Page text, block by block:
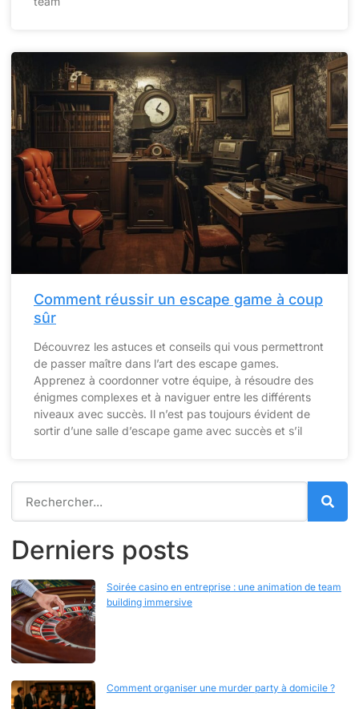
Comment réussir un escape game à coup
sûr
Découvrez les astuces et conseils qui vous permettront
de passer maître dans l’art des escape games.
Apprenez à coordonner votre équipe, à résoudre des
énigmes complexes et à naviguer entre les différents
niveaux avec succès. Il n’est pas toujours évident de
sortir d’une salle d’escape game avec succès et s’il
Derniers posts
Soirée casino en entreprise : une animation de team
building immersive
Comment organiser une murder party à domicile ?